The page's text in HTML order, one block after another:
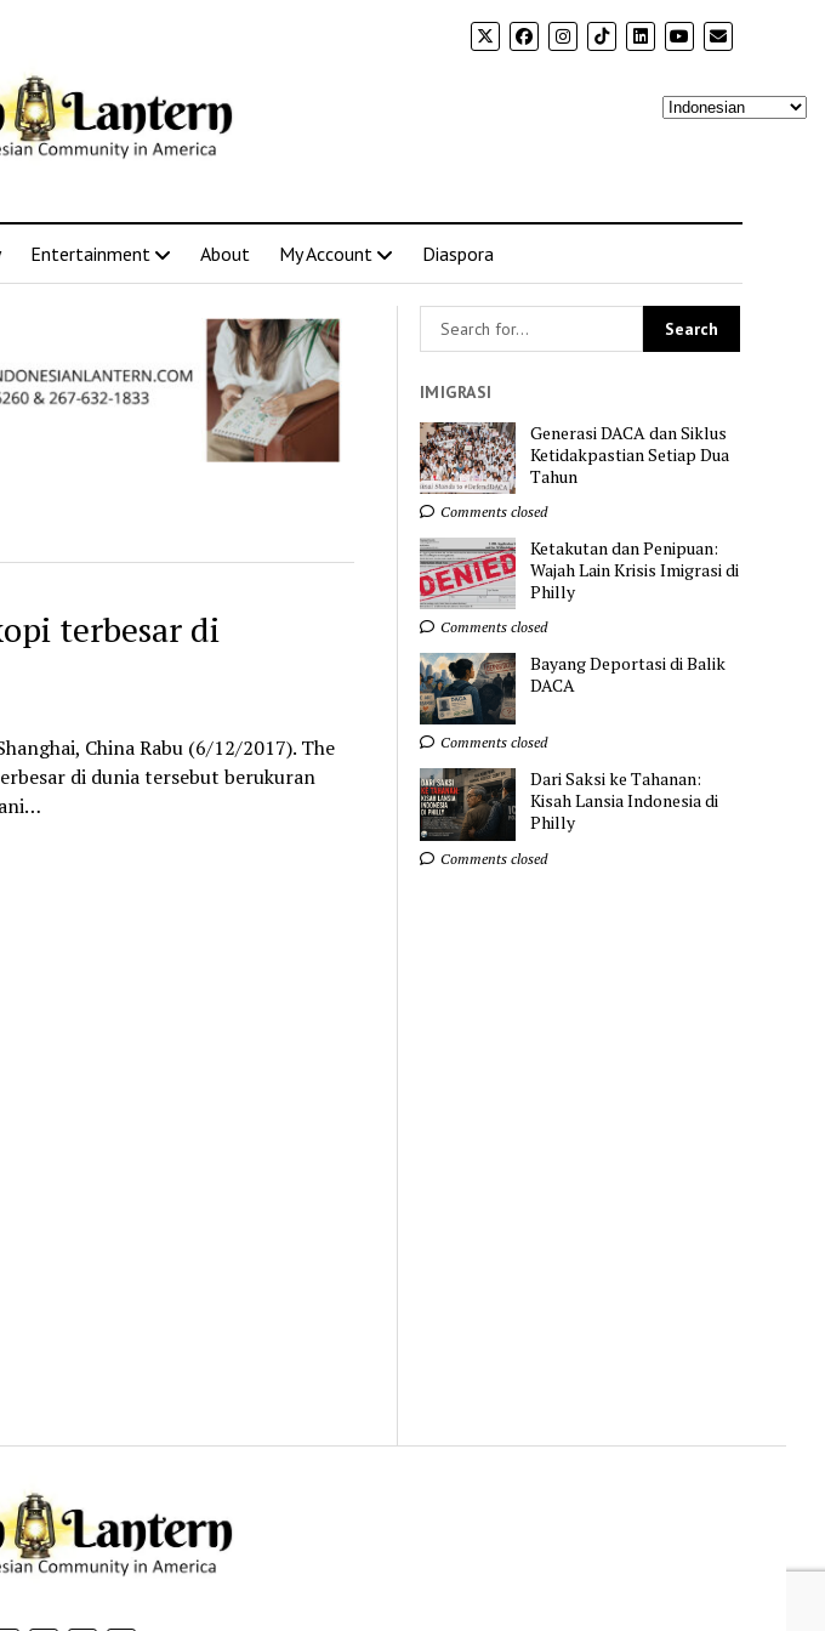
Entertainment About My Account Diaspora
terbesar di
China Rabu (6/12/2017). The
di dunia tersebut berukuran
IMIGRASI
Generasi DACA dan Siklus
Ketidakpastian Setiap Dua
Tahun
Comments closed
Ketakutan dan Penipuan:
Wajah Lain Krisis Imigrasi di
Philly
Comments closed
Bayang Deportasi di Balik
DACA
Comments closed
Dari Saksi ke Tahanan:
Kisah Lansia Indonesia di
Philly
Comments closed